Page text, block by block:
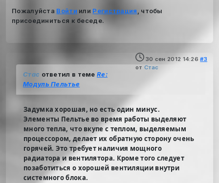
Пожалуйста Войти или Регистрация
, чтобы
присоединиться к беседе.
30 сен 2012 14:26 #3
от Стас
Стас ответил в темеRe:
Модуль Пельтье
Задумка хорошая, но есть один минус.
Элементы Пельтье во время работы выделяют
много тепла, что вкупе с теплом, выделяемым
процессором, делает их обратную сторону очень
горячей. Это требует наличия мощного
радиатора и вентилятора. Кроме того следует
позаботиться о хорошей вентиляции внутри
системного блока.